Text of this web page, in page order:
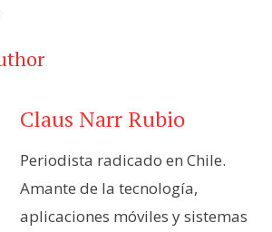
Claus Narr Rubio
Periodista radicado en Chile.
Amante de la tecnología,
aplicaciones móviles y sistemas